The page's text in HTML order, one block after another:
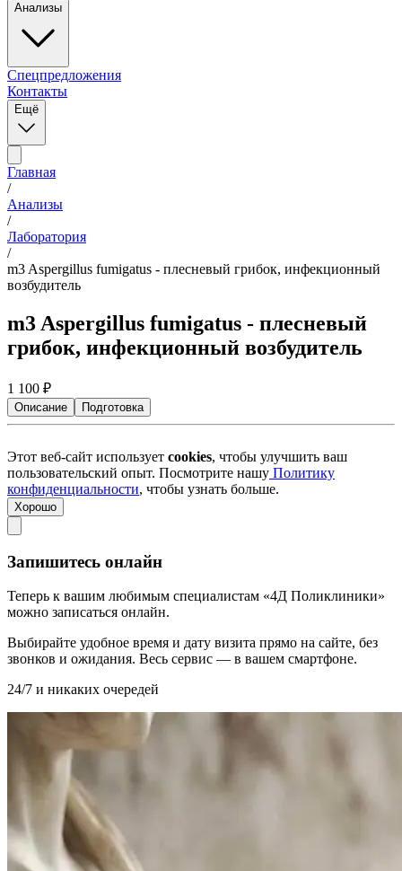
Анализы
Спецпредложения
Контакты
Ещё
Главная
/
Анализы
/
Лаборатория
/
m3 Aspergillus fumigatus - плесневый грибок, инфекционный
возбудитель
m3 Aspergillus fumigatus - плесневый
грибок, инфекционный возбудитель
1 100 ₽
Описание Подготовка
Этот веб-сайт использует cookies, чтобы улучшить ваш
пользовательский опыт. Посмотрите нашу Политику
конфиденциальности, чтобы узнать больше.
Хорошо
Запишитесь онлайн
Теперь к вашим любимым специалистам «4Д Поликлиники»
можно записаться онлайн.
Выбирайте удобное время и дату визита прямо на сайте, без
звонков и ожидания. Весь сервис — в вашем смартфоне.
24/7 и никаких очередей